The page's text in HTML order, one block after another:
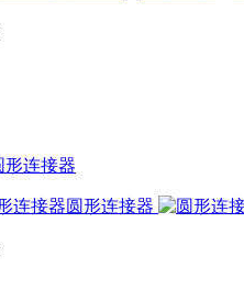
形连接器
圆形连接器